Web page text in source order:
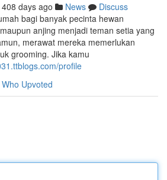
408 days ago News
Discuss
bagi banyak pecinta hewan
anjing menjadi teman setia yang
merawat mereka memerlukan
grooming. Jika kamu
profile
Who Upvoted